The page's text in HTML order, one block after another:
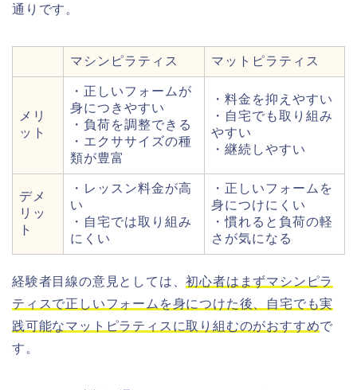
通りです。
マシンピラティス マットピラティス
メリ
ット
・正しいフォームが
身につきやすい
・負荷を調整できる
・エクササイズの種
類が豊富
・料金を抑えやすい
・自宅でも取り組み
やすい
・継続しやすい
デメ
リッ
ト
・レッスン料金が高
い
・自宅では取り組み
にくい
・正しいフォームを
身につけにくい
・慣れると負荷の軽
さが気になる
経験者目線の意見としては、初心者はまずマシンピラ
ティスで正しいフォームを身につけた後、自宅でも実
践可能なマットピラティスに取り組むのがおすすめで
す。